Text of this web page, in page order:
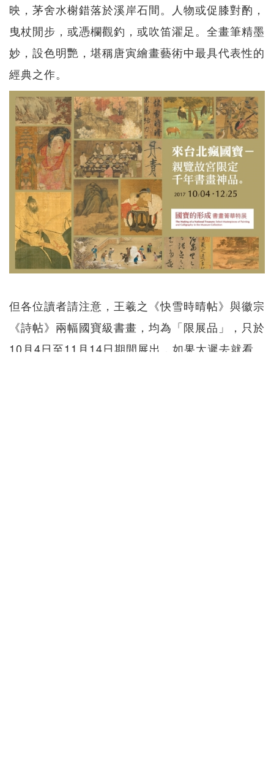
映，茅舍水榭錯落於溪岸石間。人物或促膝對酌，
曳杖閒步，或憑欄觀釣，或吹笛濯足。全畫筆精墨
妙，設色明艷，堪稱唐寅繪畫藝術中最具代表性的
經典之作。
但各位讀者請注意，王羲之《快雪時晴帖》與徽宗
《詩帖》兩幅國寶級書畫，均為「限展品」，只於
10月4日至11月14日期間展出，如果太遲去就看